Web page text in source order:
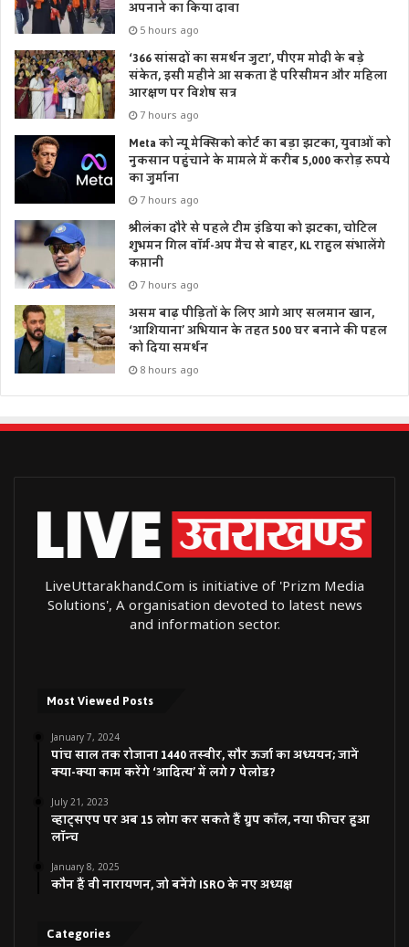
अपनाने का किया दावा
5 hours ago
‘366 सांसदों का समर्थन जुटा’, पीएम मोदी के बड़े
संकेत, इसी महीने आ सकता है परिसीमन और महिला
आरक्षण पर विशेष सत्र
7 hours ago
Meta को न्यू मेक्सिको कोर्ट का बड़ा झटका, युवाओं को
नुकसान पहुंचाने के मामले में करीब 5,000 करोड़ रुपये
का जुर्माना
7 hours ago
श्रीलंका दौरे से पहले टीम इंडिया को झटका, चोटिल
शुभमन गिल वॉर्म-अप मैच से बाहर, KL राहुल संभालेंगे
कप्तानी
7 hours ago
असम बाढ़ पीड़ितों के लिए आगे आए सलमान खान,
‘आशियाना’ अभियान के तहत 500 घर बनाने की पहल
को दिया समर्थन
8 hours ago
LiveUttarakhand.Com is initiative of 'Prizm Media
Solutions', A organisation devoted to latest news
and information sector.
Most Viewed Posts
January 7, 2024
पांच साल तक रोजाना 1440 तस्वीर, सौर ऊर्जा का अध्ययन; जानें
क्या-क्या काम करेंगे ‘आदित्य’ में लगे 7 पेलोड?
July 21, 2023
व्हाट्सएप पर अब 15 लोग कर सकते हैं ग्रुप कॉल, नया फीचर हुआ
लॉन्च
January 8, 2025
कौन हैं वी नारायणन, जो बनेंगे ISRO के नए अध्यक्ष
Categories